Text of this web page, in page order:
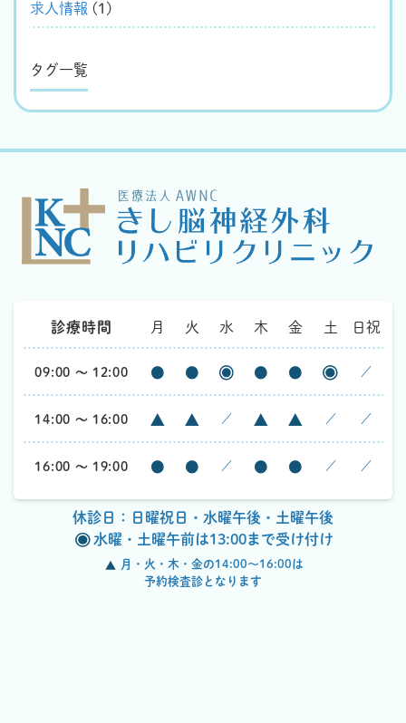
求人情報 (1)
タグ一覧
診療時間 月 火 水 木 金 土 日祝
09:00 ～ 12:00 ／
14:00 ～ 16:00 ／ ／ ／
16:00 ～ 19:00 ／ ／ ／
休診日：日曜祝日・水曜午後・土曜午後
水曜・土曜午前は13:00まで受け付け
月・火・木・金の14:00～16:00は
予約検査診となります